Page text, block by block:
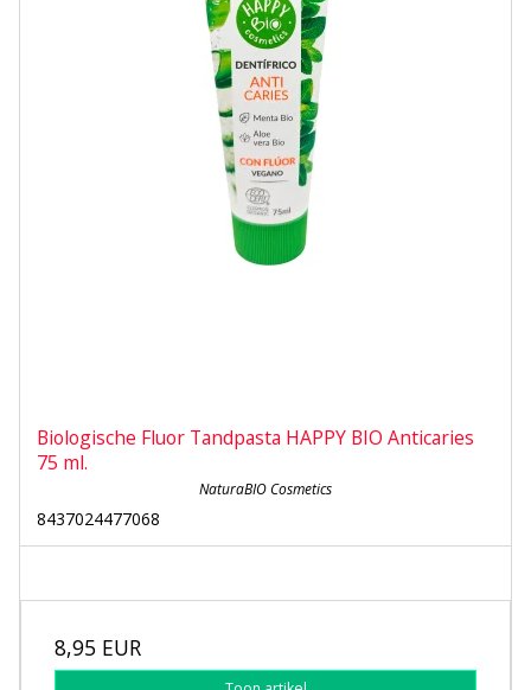
Biologische Fluor Tandpasta HAPPY BIO Anticaries
75 ml.
NaturaBIO Cosmetics
8437024477068
8,95 EUR